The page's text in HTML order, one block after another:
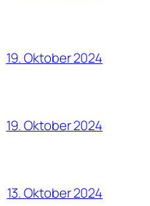
19. Oktober 2024
19. Oktober 2024
13. Oktober 2024